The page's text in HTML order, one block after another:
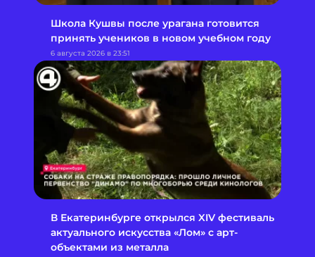
Школа Кушвы после урагана готовится
принять учеников в новом учебном году
6 августа 2026 в 23:51
В Екатеринбурге открылся XIV фестиваль
актуального искусства «Лом» с арт-
объектами из металла